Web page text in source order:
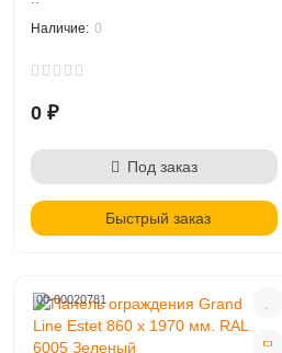
0
0 ₽
Под заказ
Быстрый заказ
00-00020781